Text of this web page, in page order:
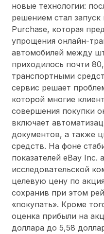
новые технологии:
решением стал запуск
Purchase, которая
упрощения онлайн-
автомобилей между
приходилось почти
транспортными
сервис решает
которой многие
совершения покупки
включает
документов, а также
средств. На фоне
показателей eBay Inc.
исследовательской
целевую цену по
сохранив при этом
«покупать». Кроме
оценка прибыли на
доллара до 5,58